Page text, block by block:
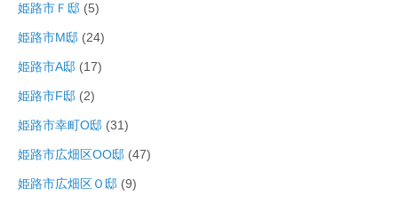
姫路市Ｆ邸 (5)
姫路市M邸 (24)
姫路市A邸 (17)
姫路市F邸 (2)
姫路市幸町O邸 (31)
姫路市広畑区OO邸 (47)
姫路市広畑区Ｏ邸 (9)